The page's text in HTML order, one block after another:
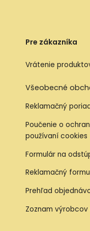
Pre zákazníka
Vrátenie
Všeobecné
Reklamačný
Poučenie o
používaní cookies
Formulár na
Reklamačný
Prehľad
Zoznam výrobcov